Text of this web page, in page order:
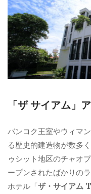
「ザ サイアム」
バンコク王室やウィマ
る歴史的建造物が数多
ゥシット地区のチャオ
ープンされたばかりの
ホテル「ザ・サイアム